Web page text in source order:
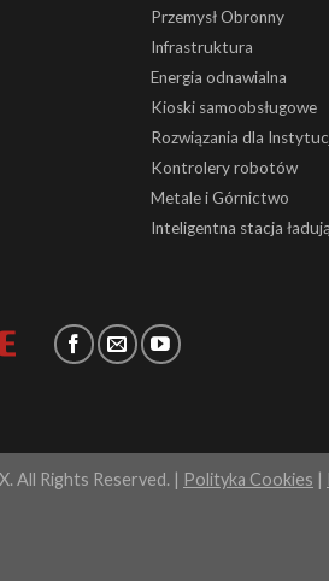
Przemysł Obronny
Infrastruktura
Energia odnawialna
Kioski samoobsługowe
Rozwiązania dla
Kontrolery robotów
Metale i Górnictwo
Inteligentna stacja
All Rights Reserved. | Polityka Cookies |